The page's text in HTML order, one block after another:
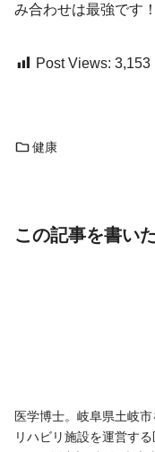
み合わせは最強です！
Post Views: 3,153
健康
この記事を書い
医学博士。岐阜県土岐
リハビリ施設を運営す